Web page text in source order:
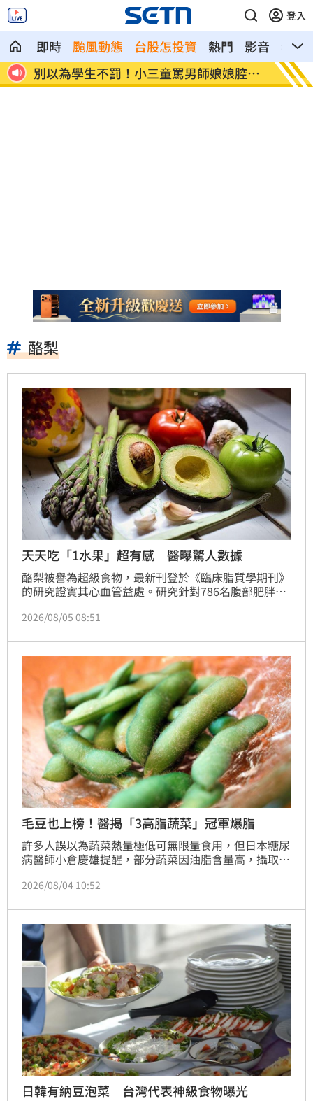
登入
即時 颱風動態 台股怎投資 熱門 影音
熱搜
判
桃猿3新秀剛報到就上場 曾總坦言有點快
憂22
養
酪梨
天天吃「1水果」超有感 醫曝驚人數據
酪梨被譽為超級食物，最新刊登於《臨床脂質學期刊》
的研究證實其心血管益處。研究針對786名腹部肥胖成
血液中與動脈粥狀硬化密切相關的低密度脂蛋白
醫學界指出，LDL顆粒數量越少，能有效降低血管堆積
風險。儘管其他如LDL大小、高密度脂蛋白等指標無顯
著差異，但此發現顯示將酪梨納入日常飲食，確實能改
善關鍵心血管風險指標，為預防動脈粥狀硬化提供了一
項簡單且有效的飲食建議。
2026/08/05 08:51
毛豆也上榜！醫揭「3高脂蔬菜」冠軍爆脂
許多人誤以為蔬菜熱量極低可無限量食用，但日本糖尿
病醫師小倉慶雄提醒，部分蔬菜因油脂含量高，攝取過
高的前三名分別為落花生、酪梨與冷凍毛豆。其中花生
與醣類。醫師建議，民眾在食用這些食材時應嚴格控制
分量，例如酪梨每次建議食用四分之一至二分之一顆，
毛豆則以50至100克為宜，並避免添加過多高油脂醬
料。
2026/08/04 10:52
日韓有納豆泡菜 台灣代表神級食物曝光